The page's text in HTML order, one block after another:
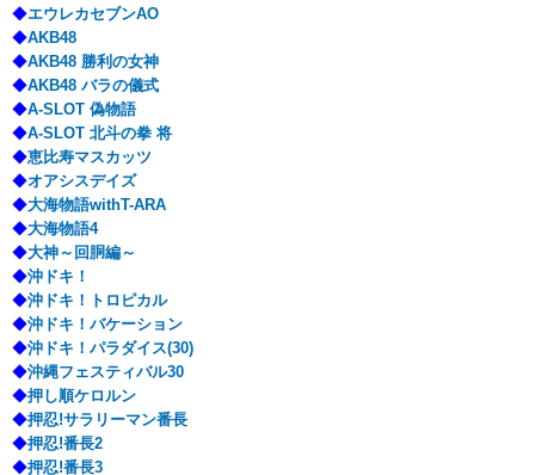
◆エウレカセブンAO
◆AKB48
◆AKB48 勝利の女神
◆AKB48 バラの儀式
◆A-SLOT 偽物語
◆A-SLOT 北斗の拳 将
◆恵比寿マスカッツ
◆オアシスデイズ
◆大海物語withT-ARA
◆大海物語4
◆大神～回胴編～
◆沖ドキ！
◆沖ドキ！トロピカル
◆沖ドキ！バケーション
◆沖ドキ！パラダイス(30)
◆沖縄フェスティバル30
◆押し順ケロルン
◆押忍!サラリーマン番長
◆押忍!番長2
◆押忍!番長3